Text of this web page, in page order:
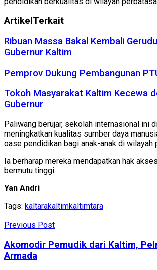
Artikel Terkait
Ribuan Massa Bakal Kembali
Gubernur Kaltim
Pemprov Dukung Pembangunan
Tokoh Masyarakat Kaltim Kecewa
Gubernur
Paliwang berujar, sekolah internasional ini
meningkatkan kualitas sumber daya
oase pendidikan bagi anak-anak di wilayah
Ia berharap mereka mendapatkan hak
bermutu tinggi.
Yan Andri
Tags: kaltarakaltimkaltimtara
Previous Post
Akomodir Pemudik dari Kaltim,
Armada